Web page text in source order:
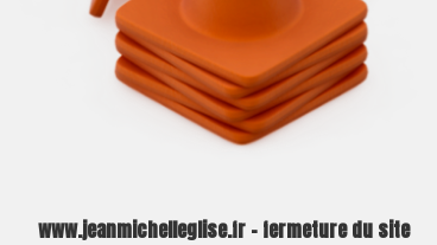
www.jeanmichelleglise.fr – fermeture du site